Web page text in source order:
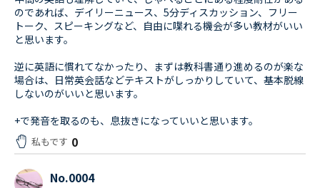
のであれば、デイリーニュース、5分ディスカッション、フリー
トーク、スピーキングなど、自由に喋れる機会が多い教材がいい
と思います。
逆に英語に慣れてなかったり、まずは教科書通り進めるのが楽な
場合は、日常英会話などテキストがしっかりしていて、基本脱線
しないのがいいと思います。
+で発音を取るのも、息抜きになっていいと思います。
私もです 0
No.0004